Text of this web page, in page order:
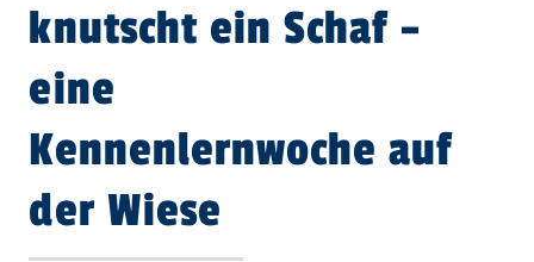
knutscht ein Schaf –
eine
Kennenlernwoche auf
der Wiese